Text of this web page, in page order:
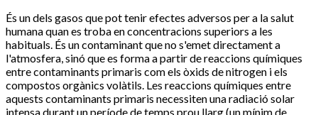
És un dels gasos que pot tenir efectes adversos per a la salut
humana quan es troba en concentracions superiors a les
habituals. És un contaminant que no s'emet directament a
l'atmosfera, sinó que es forma a partir de reaccions químiques
entre contaminants primaris com els òxids de nitrogen i els
compostos orgànics volàtils. Les reaccions químiques entre
aquests contaminants primaris necessiten una radiació solar
intensa durant un període de temps prou llarg (un mínim de